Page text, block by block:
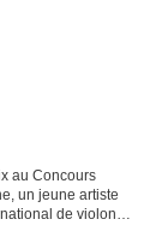
au Concours
un jeune artiste
de violon